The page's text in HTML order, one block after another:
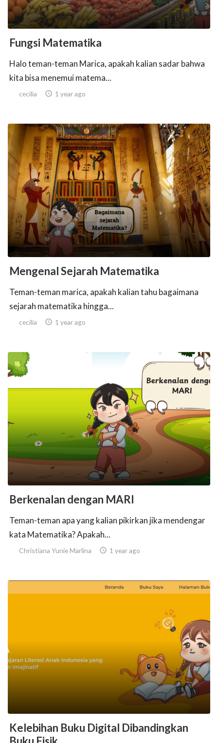
Fungsi Matematika
Halo teman-teman Marica, apakah kalian sadar bahwa
kita bisa menemui matema...
cecilia  1 year ago
Mengenal Sejarah Matematika
Teman-teman marica, apakah kalian tahu bagaimana
sejarah matematika hingga...
cecilia  1 year ago
Berkenalan dengan MARI
Teman-teman apa yang kalian pikirkan jika mendengar
kata Matematika? Apakah...
Christiana Yunie Marlina  1 year ago
Kelebihan Buku Digital Dibandingkan